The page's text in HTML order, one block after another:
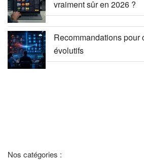
vraiment sûr en 2026 ?
Recommandations pour
évolutifs
Nos catégories :